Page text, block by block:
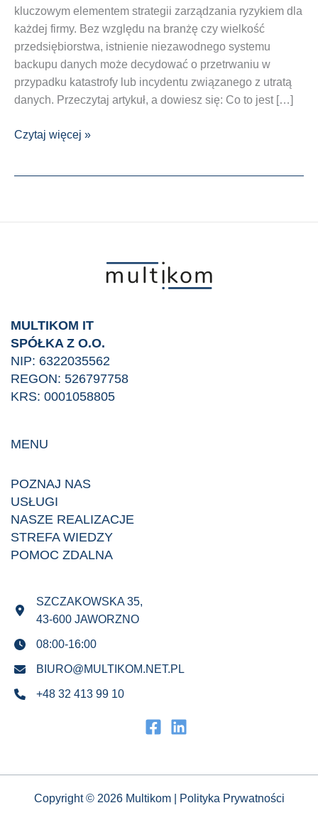
kluczowym elementem strategii zarządzania ryzykiem dla
każdej firmy. Bez względu na branżę czy wielkość
przedsiębiorstwa, istnienie niezawodnego systemu
backupu danych może decydować o przetrwaniu w
przypadku katastrofy lub incydentu związanego z utratą
danych. Przeczytaj artykuł, a dowiesz się: Co to jest […]
Backup
się
twojej
firmie?
Czytaj więcej »
MULTIKOM IT
SPÓŁKA Z O.O.
NIP: 6322035562
REGON: 526797758
KRS: 0001058805
MENU
POZNAJ NAS
USŁUGI
NASZE REALIZACJE
STREFA WIEDZY
POMOC ZDALNA
SZCZAKOWSKA 35,
43-600 JAWORZNO
08:00-16:00
BIURO@MULTIKOM.NET.PL
+48 32 413 99 10
Copyright © 2026 Multikom | Polityka Prywatności